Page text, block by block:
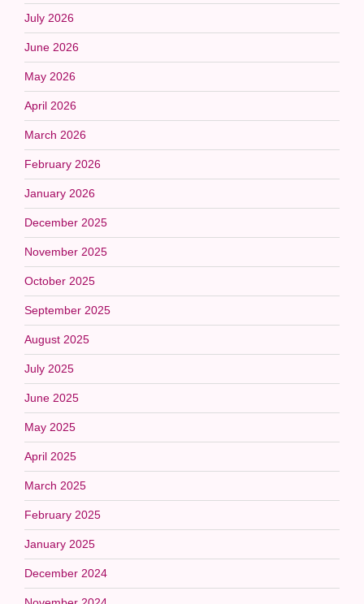
July 2026
June 2026
May 2026
April 2026
March 2026
February 2026
January 2026
December 2025
November 2025
October 2025
September 2025
August 2025
July 2025
June 2025
May 2025
April 2025
March 2025
February 2025
January 2025
December 2024